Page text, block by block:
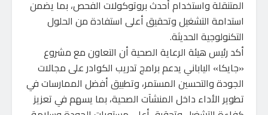
المتنقلة واستخدام أحدث بروتوكولات الفحص، بما يضمن
استدامة التشغيل وتحقيق أعلى استفادة من الحلول
التكنولوجية الحديثة.
أكد رئيس هيئة الرعاية الصحية أن التعاون مع مشروع
«جايكا» الياباني يدعم برامج تدريب الكوادر على مجالات
الجودة والتحسين المستمر، وتطبيق أفضل الممارسات في
تطوير الأداء داخل المنشآت الصحية، بما يسهم في تعزيز